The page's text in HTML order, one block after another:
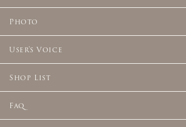
Photo
User's Voice
Shop List
Faq